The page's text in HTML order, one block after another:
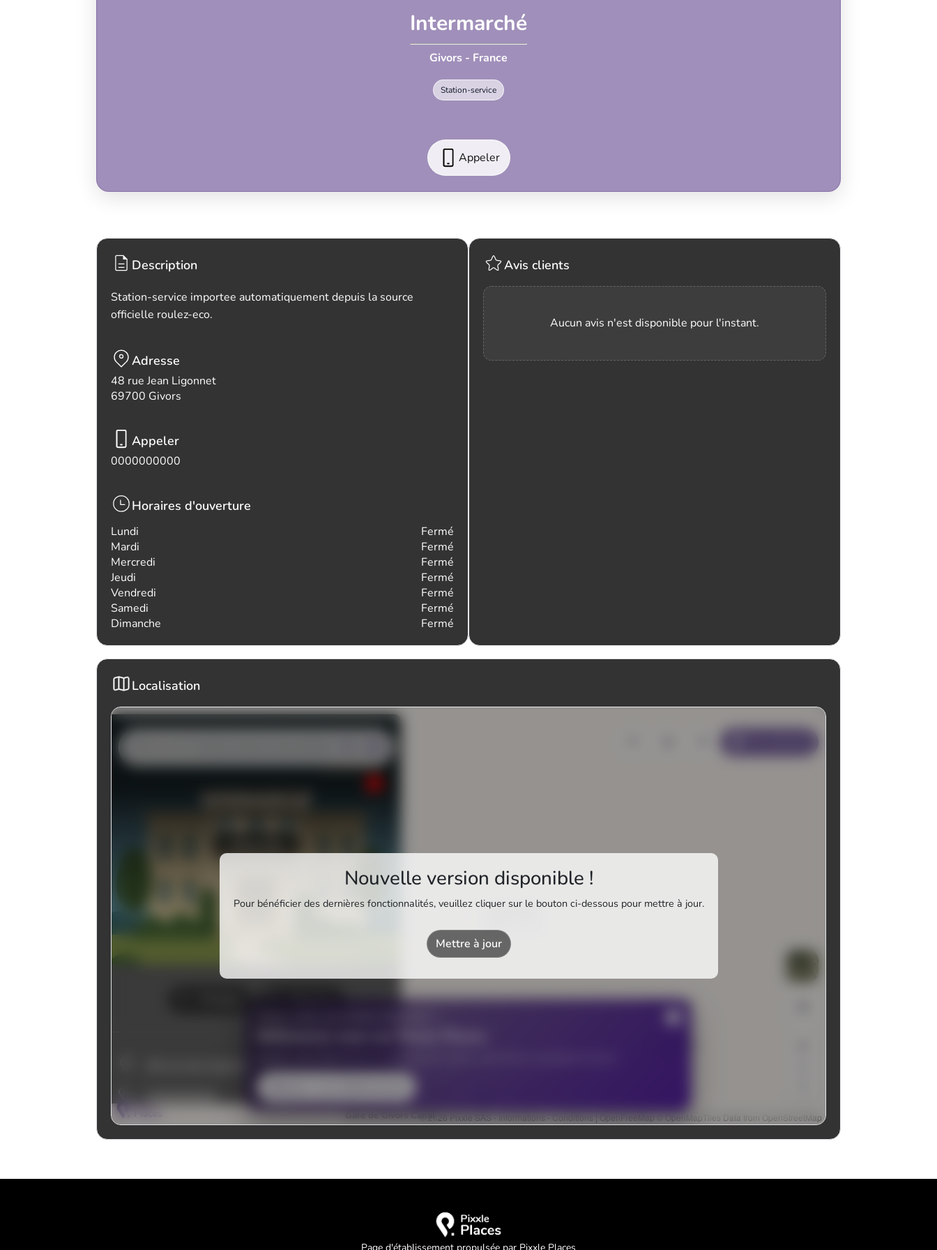
Intermarché
Givors - France
Station-service
Appeler
Description
Station-service importee automatiquement depuis la source
officielle roulez-eco.
Adresse
48 rue Jean Ligonnet
69700 Givors
Appeler
0000000000
Horaires d'ouverture
Lundi
Fermé
Mardi
Fermé
Mercredi
Fermé
Jeudi
Fermé
Vendredi
Fermé
Samedi
Fermé
Dimanche
Fermé
Avis clients
Aucun avis n'est disponible pour l'instant.
Localisation